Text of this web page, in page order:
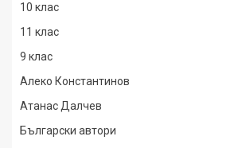
10 клас
11 клас
9 клас
Алеко Константинов
Атанас Далчев
Български автори